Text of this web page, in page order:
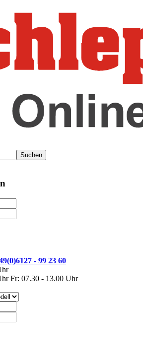
Suchen
- 99 23 60
Fr: 07.30 - 13.00 Uhr